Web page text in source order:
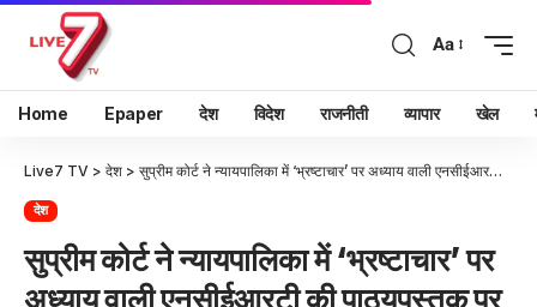
Aa
Home Epaper देश विदेश राजनीती व्यापार खेल
Live7 TV > देश > सुप्रीम कोर्ट ने न्यायपालिका में ‘भ्रष्टाचार’ पर अध्याय वाली एनसीईआरटी की पाठ्यपुस्तक पर प्रतिबंध लगाया
देश
सुप्रीम कोर्ट ने न्यायपालिका में ‘भ्रष्टाचार’ पर
अध्याय वाली एनसीईआरटी की पाठ्यपुस्तक पर